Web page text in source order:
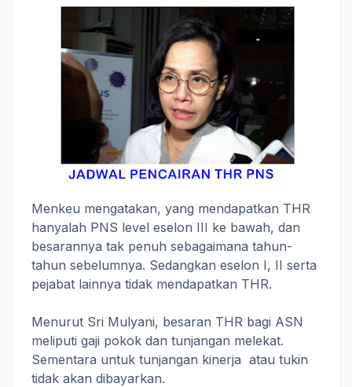
Menkeu mengatakan, yang mendapatkan THR
hanyalah PNS level eselon III ke bawah, dan
besarannya tak penuh sebagaimana tahun-
tahun sebelumnya. Sedangkan eselon I, II serta
pejabat lainnya tidak mendapatkan THR.
Menurut Sri Mulyani, besaran THR bagi ASN
meliputi gaji pokok dan tunjangan melekat.
Sementara untuk tunjangan kinerja atau tukin
tidak akan dibayarkan.